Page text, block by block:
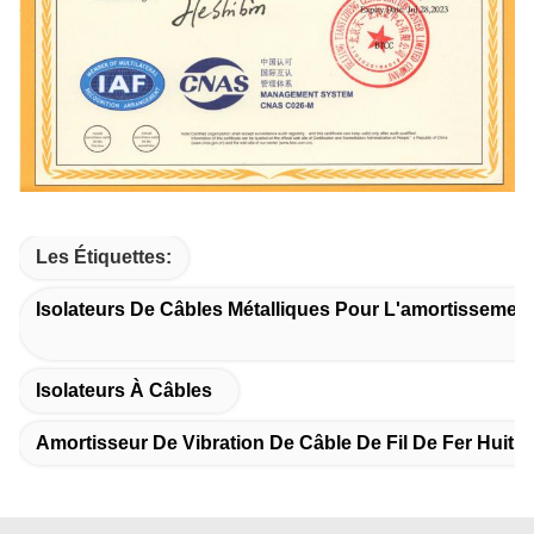
Les Étiquettes:
Isolateurs De Câbles Métalliques Pour
Isolateurs À Câbles
Amortisseur De Vibration De Câble De Fil De Fer Huit